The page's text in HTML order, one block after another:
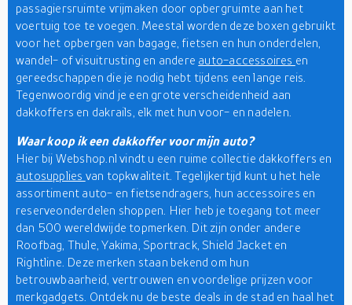
passagiersruimte vrijmaken door opbergruimte aan het
voertuig toe te voegen. Meestal worden deze boxen gebruikt
voor het opbergen van bagage, fietsen en hun onderdelen,
wandel- of visuitrusting en andere auto-accessoires en
gereedschappen die je nodig hebt tijdens een lange reis.
Tegenwoordig vind je een grote verscheidenheid aan
dakkoffers en dakrails, elk met hun voor- en nadelen.
Waar koop ik een dakkoffer voor mijn auto?
Hier bij Webshop.nl vindt u een ruime collectie dakkoffers en
autosupplies van topkwaliteit. Tegelijkertijd kunt u het hele
assortiment auto- en fietsendragers, hun accessoires en
reserveonderdelen shoppen. Hier heb je toegang tot meer
dan 500 wereldwijde topmerken. Dit zijn onder andere
Roofbag, Thule, Yakima, Sportrack, Shield Jacket en
Rightline. Deze merken staan bekend om hun
betrouwbaarheid, vertrouwen en voordelige prijzen voor
merkgadgets. Ontdek nu de beste deals in de stad en haal het